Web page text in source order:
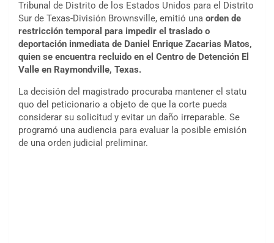
Tribunal de Distrito de los Estados Unidos para el Distrito
Sur de Texas-División Brownsville, emitió una orden de
restricción temporal para impedir el traslado o
deportación inmediata de Daniel Enrique Zacarias Matos,
quien se encuentra recluido en el Centro de Detención El
Valle en Raymondville, Texas.
La decisión del magistrado procuraba mantener el statu
quo del peticionario a objeto de que la corte pueda
considerar su solicitud y evitar un daño irreparable. Se
programó una audiencia para evaluar la posible emisión
de una orden judicial preliminar.